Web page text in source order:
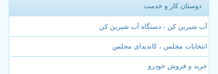
دوستان کار و خدمت
آب شیرین کن - دستگاه آب شیرین کن
انتخابات مجلس ، کاندیدای مجلس
خرید و فروش خودرو